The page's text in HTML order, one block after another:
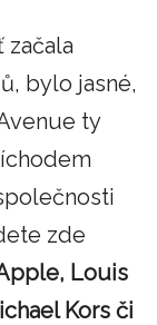
bylo jasné,
ty
zde
Louis
Kors či